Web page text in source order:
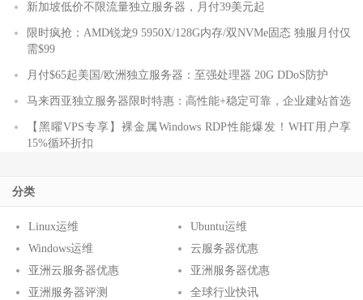
新加坡低价不限流量独立服务器，月付39美元起
限时疯抢：AMD锐龙9 5950X/128G内存/双NVMe固态 独服月付仅
需$99
月付$65起美国/欧洲独立服务器：至强处理器 20G DDoS防护
马来西亚独立服务器限时特惠：高性能+稳定可靠，企业建站首选
【黑曜VPS专享】裸金属Windows RDP性能爆发！WHT用户享
15%循环折扣
分类
Linux运维
Ubuntu运维
Windows运维
云服务器优惠
亚洲云服务器优惠
亚洲服务器优惠
亚洲服务器评测
全球行业快讯